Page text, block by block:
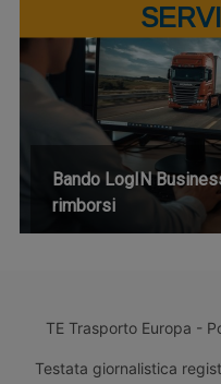
Bando LogIN
rimborsi
TE Trasporto Europa -
Testata giornalistica